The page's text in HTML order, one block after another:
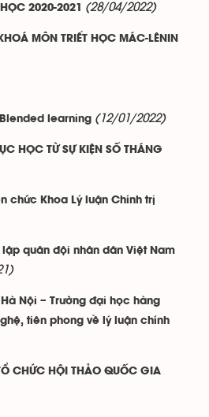
2020-2021
(28/04/2022)
MÔN TRIẾT HỌC MÁC-LÊNIN
learning (12/01/2022)
HỌC TỪ SỰ KIỆN SỐ THÁNG
chức Khoa Lý luận Chính trị
lập quân đội nhân dân Việt Nam
Nội – Trường đại học hàng
tiên phong về lý luận chính
CHỨC HỘI THẢO QUỐC GIA